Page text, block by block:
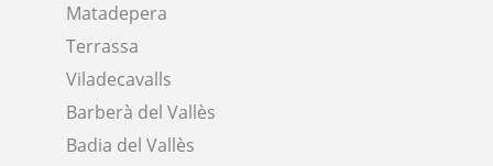
Matadepera
Terrassa
Viladecavalls
Barberà del Vallès
Badia del Vallès